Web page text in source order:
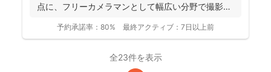
点に、フリーカメラマンとして幅広い分野で撮影を
予約承諾率： 80% 最終アクティブ： 7日以上前
全23件を表示